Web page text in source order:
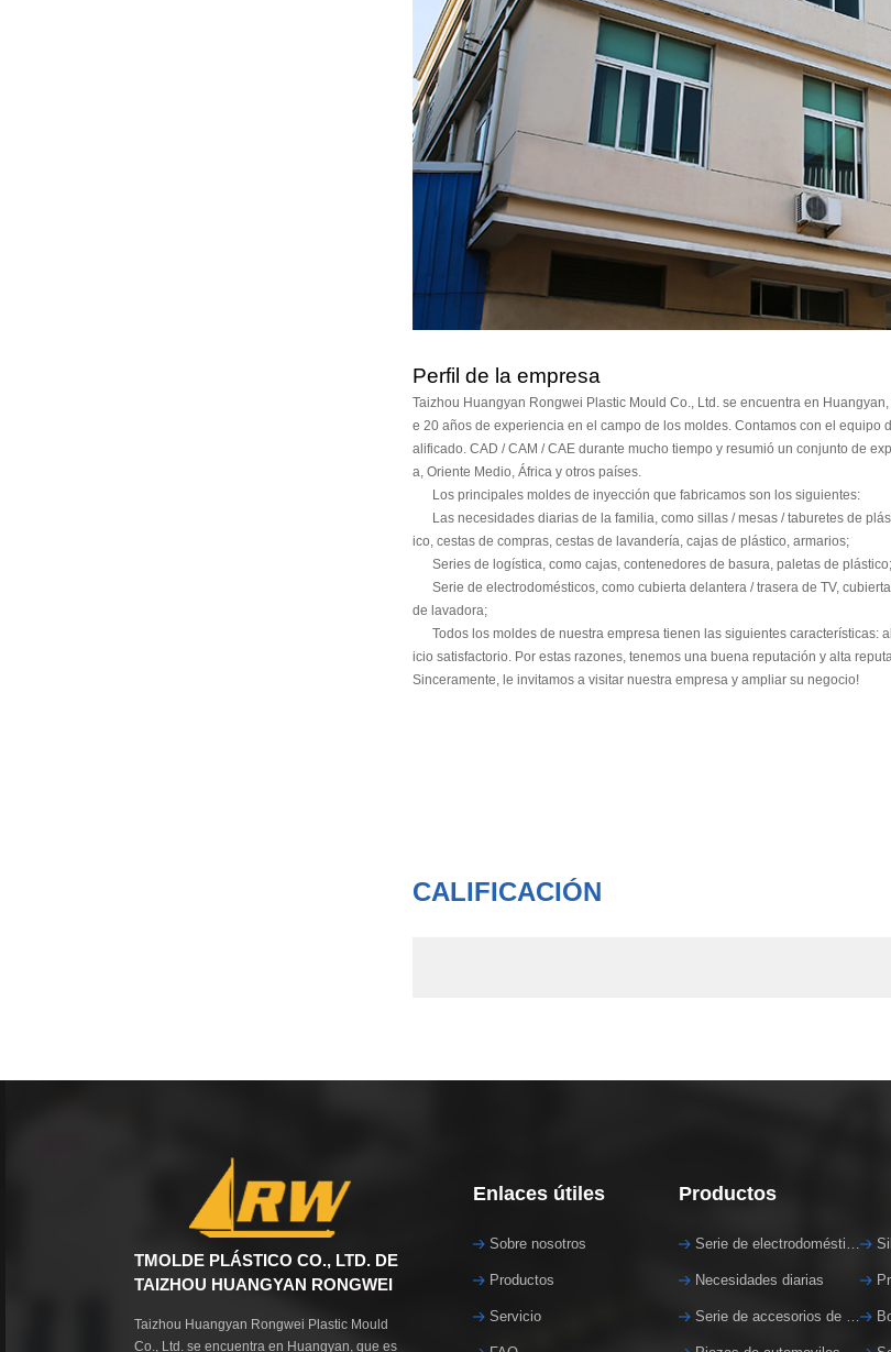
Perfil de la empresa
Taizhou Huangyan Rongwei Plastic Mould Co., Ltd. se encuentra en
e 20 años de experiencia en el campo de los moldes. Contamos con el
alificado. CAD / CAM / CAE durante mucho tiempo y resumió un conjunto de
a, Oriente Medio, África y otros países.
Los principales moldes de inyección que fabricamos son los siguientes:
Las necesidades diarias de la familia, como sillas / mesas / taburetes de
ico, cestas de compras, cestas de lavandería, cajas de plástico, armarios;
Series de logística, como cajas, contenedores de basura, paletas de plástico;
Serie de electrodomésticos, como cubierta delantera / trasera de TV,
de lavadora;
Todos los moldes de nuestra empresa tienen las siguientes características:
icio satisfactorio. Por estas razones, tenemos una buena reputación y alta
Sinceramente, le invitamos a visitar nuestra empresa y ampliar su negocio!
CALIFICACIÓN
TMOLDE PLÁSTICO CO., LTD. DE
TAIZHOU HUANGYAN RONGWEI
Taizhou Huangyan Rongwei Plastic Mould
Co., Ltd. se encuentra en Huangyan, que es
Enlaces útiles
Sobre nosotros
Productos
Servicio
Productos
Necesidades diarias